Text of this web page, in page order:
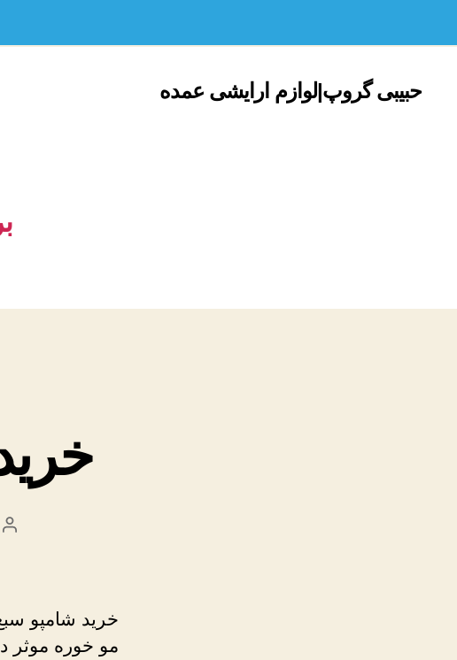
حبیبی گروپ|لوازم ارایشی عمده
خرید شامپو
مو خوره